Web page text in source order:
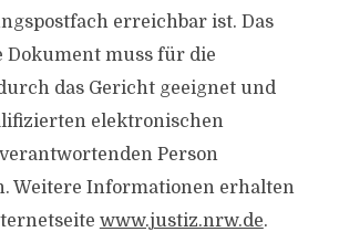
erreichbar ist. Das
Dokument muss für die
das Gericht geeignet und
elektronischen
Person
Weitere Informationen erhalten
www.justiz.nrw.de.